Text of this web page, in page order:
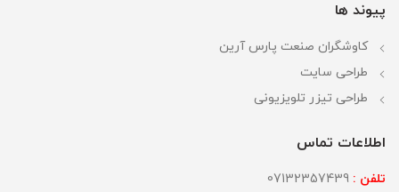
پیوند ها
کاوشگران صنعت پارس آرین
طراحی سایت
طراحی تیزر تلویزیونی
اطلاعات تماس
تلفن :